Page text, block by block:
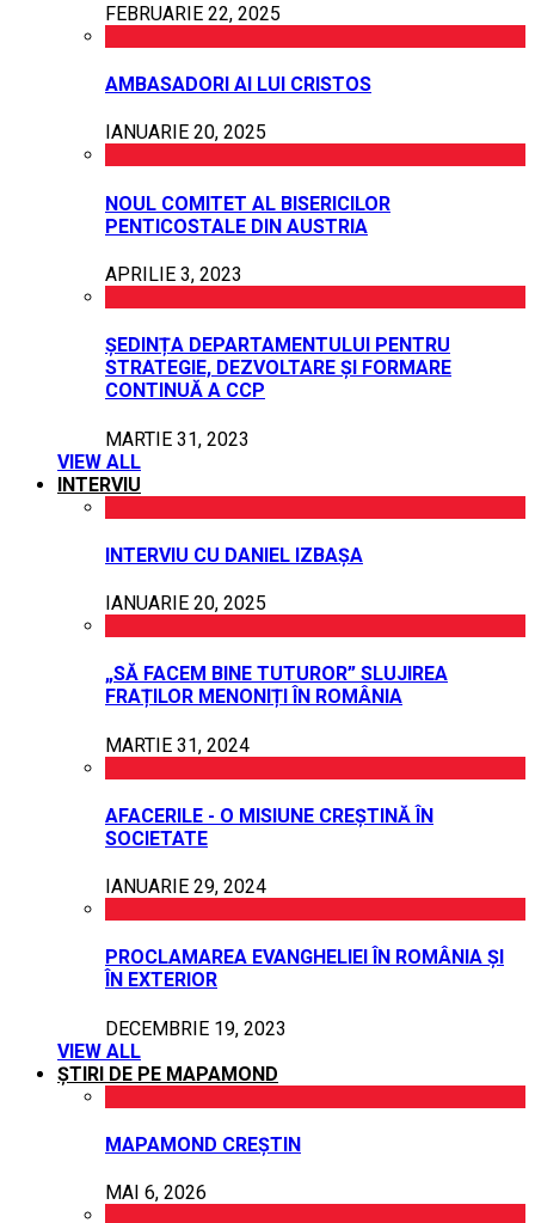
FEBRUARIE 22, 2025
AMBASADORI AI LUI CRISTOS
IANUARIE 20, 2025
NOUL COMITET AL BISERICILOR
PENTICOSTALE DIN AUSTRIA
APRILIE 3, 2023
ȘEDINȚA DEPARTAMENTULUI PENTRU
STRATEGIE, DEZVOLTARE ȘI FORMARE
CONTINUĂ A CCP
MARTIE 31, 2023
VIEW ALL
INTERVIU
INTERVIU CU DANIEL IZBAȘA
IANUARIE 20, 2025
„SĂ FACEM BINE TUTUROR” SLUJIREA
FRAȚILOR MENONIȚI ÎN ROMÂNIA
MARTIE 31, 2024
AFACERILE - O MISIUNE CREȘTINĂ ÎN
SOCIETATE
IANUARIE 29, 2024
PROCLAMAREA EVANGHELIEI ÎN ROMÂNIA ȘI
ÎN EXTERIOR
DECEMBRIE 19, 2023
VIEW ALL
ȘTIRI DE PE MAPAMOND
MAPAMOND CREȘTIN
MAI 6, 2026